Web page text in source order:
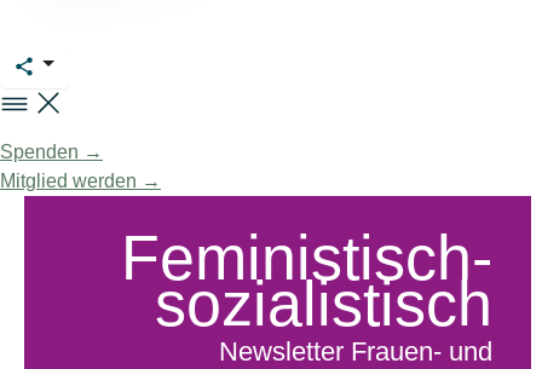
Spenden →
Mitglied werden →
Feministisch-
sozialistisch
Newsletter Frauen- und